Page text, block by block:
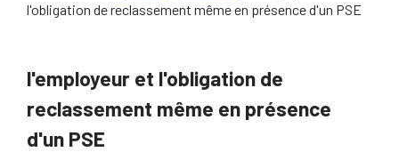
l'obligation de reclassement même en présence d'un PSE
l'employeur et l'obligation de
reclassement même en présence
d'un PSE